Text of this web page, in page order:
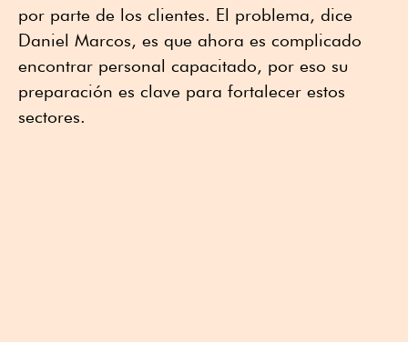
por parte de los clientes. El problema, dice
Daniel Marcos, es que ahora es complicado
encontrar personal capacitado, por eso su
preparación es clave para fortalecer estos
sectores.